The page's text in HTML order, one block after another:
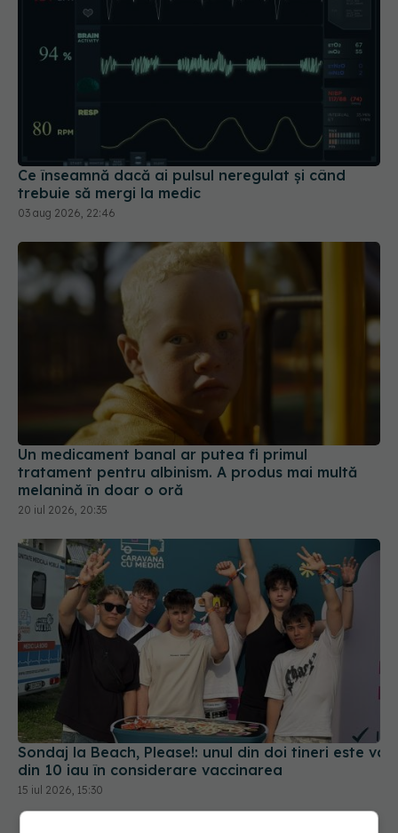
Ce înseamnă dacă ai pulsul neregulat și când
trebuie să mergi la medic
03 aug 2026, 22:46
Un medicament banal ar putea fi primul
tratament pentru albinism. A produs mai multă
melanină în doar o oră
20 iul 2026, 20:35
Sondaj la Beach, Please!: unul din doi tineri este
din 10 iau în considerare vaccinarea
15 iul 2026, 15:30